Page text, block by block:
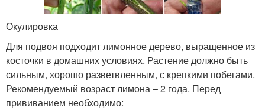
Окулировка
Для подвоя подходит лимонное дерево, выращенное из
косточки в домашних условиях. Растение должно быть
сильным, хорошо разветвленным, с крепкими побегами.
Рекомендуемый возраст лимона – 2 года. Перед
прививанием необходимо: